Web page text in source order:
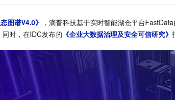
图谱V4.0》 ，滴普科技基于实时智能湖仓平台
同时，在IDC发布的 《企业大数据治理及安全可信研究》